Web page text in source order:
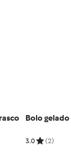
Bolo gelado
3.0 (2)